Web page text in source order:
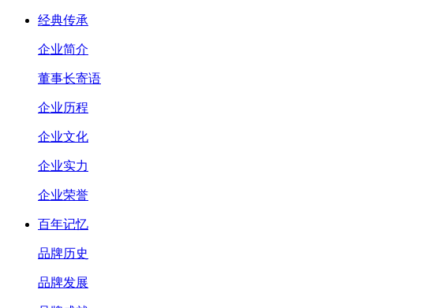
经典传承
企业简介
董事长寄语
企业历程
企业文化
企业实力
企业荣誉
百年记忆
品牌历史
品牌发展